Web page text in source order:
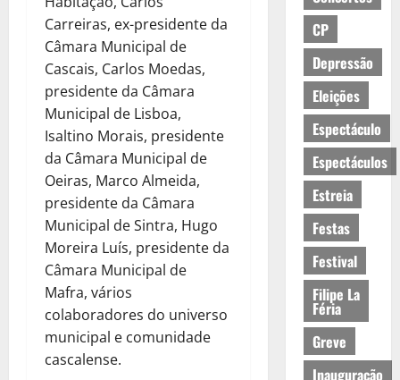
Carreiras, ex-presidente da
Câmara Municipal de
Cascais, Carlos Moedas,
presidente da Câmara
Municipal de Lisboa,
Isaltino Morais, presidente
da Câmara Municipal de
Oeiras, Marco Almeida,
presidente da Câmara
Municipal de Sintra, Hugo
Moreira Luís, presidente da
Câmara Municipal de
Mafra, vários
colaboradores do universo
municipal e comunidade
cascalense.
CP
Depressão
Eleições
Espectáculo
Espectáculos
Estreia
Festas
Festival
Filipe La
Féria
Greve
Inauguração